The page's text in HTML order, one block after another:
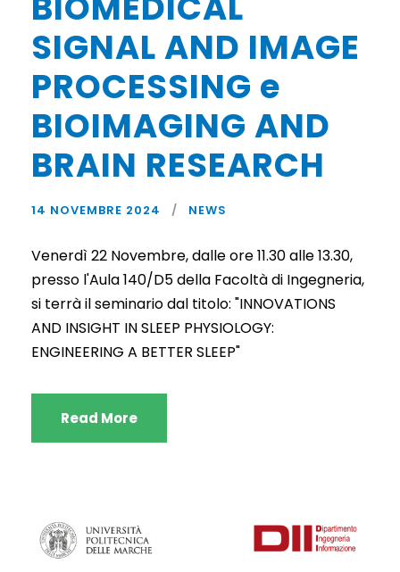
SIGNAL AND IMAGE
PROCESSING e
BIOIMAGING AND
BRAIN RESEARCH
14 NOVEMBRE 2024 NEWS
Venerdì 22 Novembre, dalle ore 11.30 alle 13.30,
presso l'Aula 140/D5 della Facoltà di Ingegneria,
si terrà il seminario dal titolo: "INNOVATIONS
AND INSIGHT IN SLEEP PHYSIOLOGY:
ENGINEERING A BETTER SLEEP"
Read More